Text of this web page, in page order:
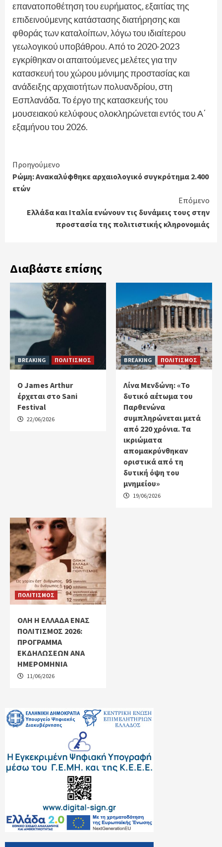
επανατοποθέτηση του ευρήματος, εξαιτίας της
επιδεινούμενης κατάστασης διατήρησης και
φθοράς των καταλοίπων, λόγω του ιδιαίτερου
γεωλογικού υποβάθρου. Από το 2020-2023
εγκρίθηκαν οι απαιτούμενες μελέτες για την
κατασκευή του χώρου μόνιμης προστασίας και
ανάδειξης αρχαιοτήτων πολυανδρίου, στη
Εσπλανάδα. Το έργο της κατασκευής του
μουσειακού κελύφους ολοκληρώνεται εντός του Α΄
εξαμήνου του 2026.
Continue
Reading
Προηγούμενο
Ρώμη: Ανακαλύφθηκε αρχαιολογικό συγκρότημα 2.400
ετών
Επόμενο
Ελλάδα και Ιταλία ενώνουν τις δυνάμεις τους στην
προστασία της πολιτιστικής κληρονομιάς
Διαβάστε επίσης
BREAKING ΠΟΛΙΤΙΣΜΟΣ
Ο James Arthur
έρχεται στο Sani
Festival
22/06/2026
BREAKING ΠΟΛΙΤΙΣΜΟΣ
Λίνα Μενδώνη: «Το
δυτικό αέτωμα του
Παρθενώνα
συμπληρώνεται μετά
από 220 χρόνια. Τα
ικριώματα
απομακρύνθηκαν
οριστικά από τη
δυτική όψη του
μνημείου»
19/06/2026
ΠΟΛΙΤΙΣΜΟΣ
ΟΛΗ Η ΕΛΛΑΔΑ ΕΝΑΣ
ΠΟΛΙΤΙΣΜΟΣ 2026:
ΠΡΟΓΡΑΜΜΑ
ΕΚΔΗΛΩΣΕΩΝ ANA
ΗΜΕΡΟΜΗΝΙΑ
11/06/2026